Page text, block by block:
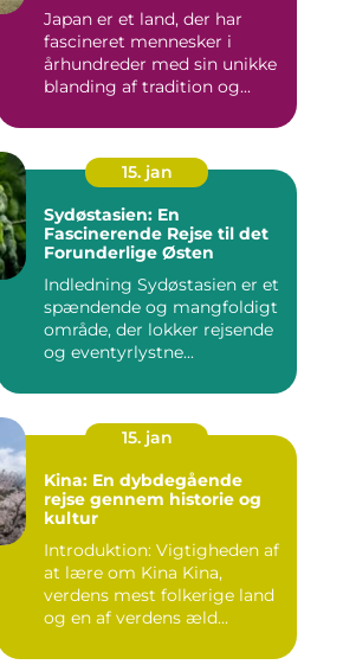
Japan er et land, der har
fascineret mennesker i
århundreder med sin unikke
blanding af tradition og...
15. jan
Sydøstasien: En
Fascinerende Rejse til det
Forunderlige Østen
Indledning Sydøstasien er et
spændende og mangfoldigt
område, der lokker rejsende
og eventyrlystne...
15. jan
Kina: En dybdegående
rejse gennem historie og
kultur
Introduktion: Vigtigheden af
at lære om Kina Kina,
verdens mest folkerige land
og en af verdens æld...